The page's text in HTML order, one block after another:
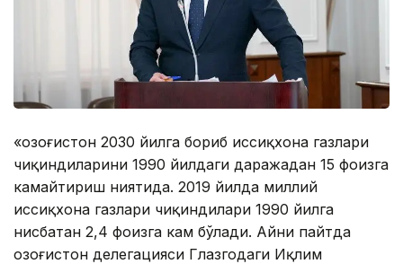
«Қозоғистон 2030 йилга бориб иссиқхона газлари
чиқиндиларини 1990 йилдаги даражадан 15 фоизга
камайтириш ниятида. 2019 йилда миллий
иссиқхона газлари чиқиндилари 1990 йилга
нисбатан 2,4 фоизга кам бўлади. Aйни пайтда
Қозоғистон делегацияси Глазгодаги Иқлим